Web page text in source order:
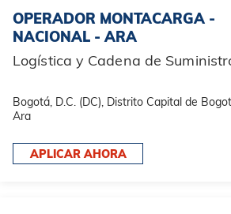
OPERADOR MONTACARGA -
NACIONAL - ARA
Logística y Cadena de
Bogotá, D.C. (DC), Distrito Capital de
Ara
APLICAR AHORA